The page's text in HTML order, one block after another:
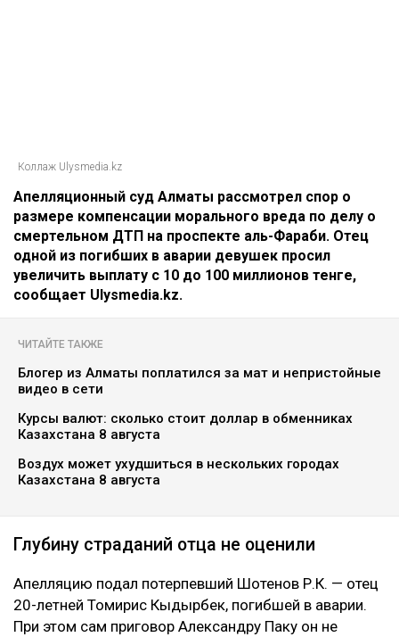
Коллаж Ulysmedia.kz
Апелляционный суд Алматы рассмотрел спор о
размере компенсации морального вреда по делу о
смертельном ДТП на проспекте аль-Фараби. Отец
одной из погибших в аварии девушек просил
увеличить выплату с 10 до 100 миллионов тенге,
сообщает Ulysmedia.kz.
ЧИТАЙТЕ ТАКЖЕ
Блогер из Алматы поплатился за мат и непристойные
видео в сети
Курсы валют: сколько стоит доллар в обменниках
Казахстана 8 августа
Воздух может ухудшиться в нескольких городах
Казахстана 8 августа
Глубину страданий отца не оценили
Апелляцию подал потерпевший Шотенов Р.К. — отец
20-летней Томирис Кыдырбек, погибшей в аварии.
При этом сам приговор Александру Паку он не